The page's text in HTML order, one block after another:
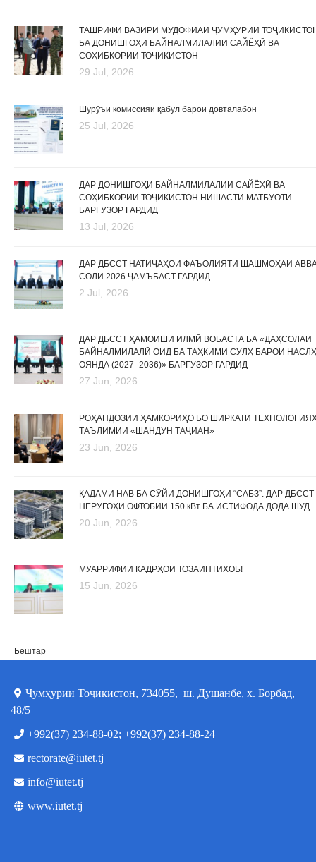
ТАШРИФИ ВАЗИРИ МУДОФИАИ ҶУМҲУРИИ
БА ДОНИШГОҲИ БАЙНАЛМИЛАЛИИ САЙЁҲӢ ВА
СОҲИБКОРИИ ТОҶИКИСТОН
29 Jul, 2026
Шурӯъи комиссияи қабул барои довталабон
25 Jul, 2026
ДАР ДОНИШГОҲИ БАЙНАЛМИЛАЛИИ САЙЁҲӢ ВА
СОҲИБКОРИИ ТОҶИКИСТОН НИШАСТИ МАТБУОТӢ
БАРГУЗОР ГАРДИД
13 Jul, 2026
ДАР ДБССТ НАТИҶАҲОИ ФАЪОЛИЯТИ ШАШМОҲАИ
СОЛИ 2026 ҶАМЪБАСТ ГАРДИД
2 Jul, 2026
ДАР ДБССТ ҲАМОИШИ ИЛМӢ ВОБАСТА БА «ДАҲСОЛАИ
БАЙНАЛМИЛАЛӢ ОИД БА ТАҲКИМИ СУЛҲ БАРОИ
ОЯНДА (2027–2036)» БАРГУЗОР ГАРДИД
27 Jun, 2026
РОҲАНДОЗИИ ҲАМКОРИҲО БО ШИРКАТИ
ТАЪЛИМИИ «ШАНДУН ТАҶИАН»
23 Jun, 2026
ҚАДАМИ НАВ БА СӮЙИ ДОНИШГОҲИ “САБЗ”: ДАР ДБССТ
НЕРУГОҲИ ОФТОБИИ 150 кВт БА ИСТИФОДА ДОДА ШУД
20 Jun, 2026
МУАРРИФИИ КАДРҲОИ ТОЗАИНТИХОБ!
15 Jun, 2026
Бештар
Ҷумҳурии Тоҷикистон, 734055, ш. Душанбе, х. Борбад,
48/5
+992(37) 234-88-02; +992(37) 234-88-24
rectorate@iutet.tj
info@iutet.tj
www.iutet.tj